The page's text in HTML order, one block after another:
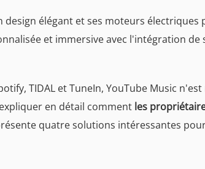
élégant et ses moteurs électriques
et immersive avec l'intégration de
TIDAL et TuneIn, YouTube Music
en détail comment les
quatre solutions intéressantes